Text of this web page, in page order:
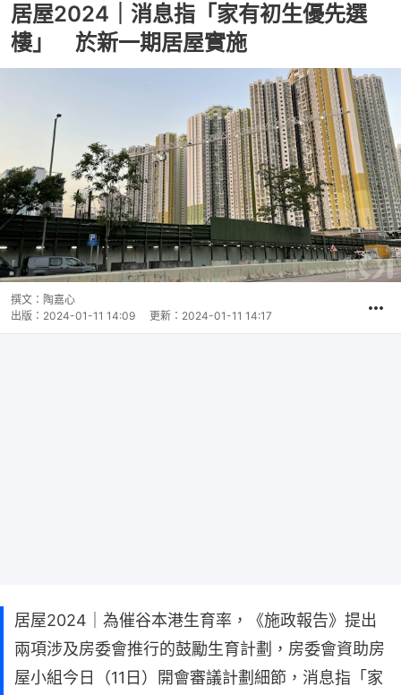
居屋2024｜消息指「家有初生優先選
樓」 於新一期居屋實施
撰文： 陶嘉心
出版： 2024-01-11 14:09 更新： 2024-01-11 14:17
居屋2024｜為催谷本港生育率，《施政報告》提出
兩項涉及房委會推行的鼓勵生育計劃，房委會資助房
屋小組今日（11日）開會審議計劃細節，消息指「家